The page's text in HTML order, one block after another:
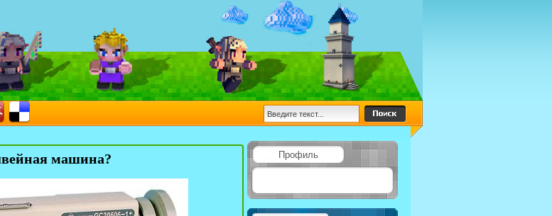
машина? Профиль